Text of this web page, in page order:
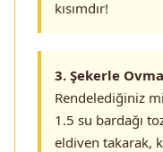
kısımdır!
3. Şekerle
Rendelediğiniz
1.5 su bardağı
eldiven takarak,